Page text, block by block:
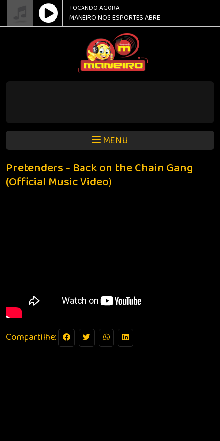
TOCANDO AGORA
MANEIRO NOS ESPORTES ABRE
MENU
Pretenders - Back on the Chain Gang
(Official Music Video)
Compartilhe: